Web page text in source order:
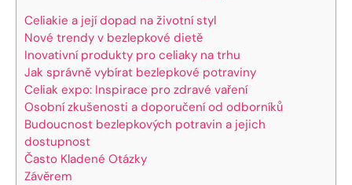
Celiakie⁤ a její⁣ dopad na životní‌ styl
Nové trendy v⁤ bezlepkové dietě
Inovativní produkty pro celiaky na trhu
Jak správně vybírat bezlepkové potraviny
Celiak ⁢expo: Inspirace ​pro zdravé vaření
Osobní zkušenosti a doporučení⁤ od odborníků
Budoucnost bezlepkových potravin a ​jejich
dostupnost
Často Kladené Otázky
Závěrem